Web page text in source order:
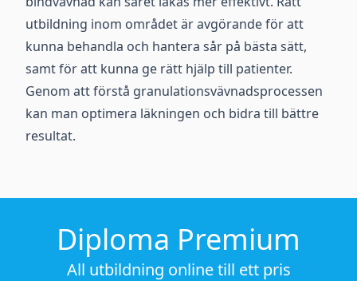
utbildning inom området är avgörande för att
kunna behandla och hantera sår på bästa sätt,
samt för att kunna ge rätt hjälp till patienter.
Genom att förstå granulationsvävnadsprocessen
kan man optimera läkningen och bidra till bättre
resultat.
Diploma Premium
All utbildning online till ett pris